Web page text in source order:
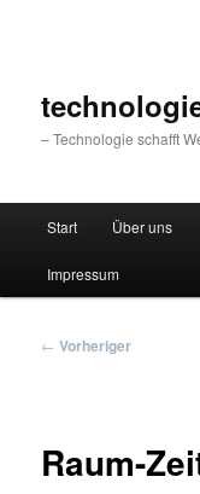
– Technologie schafft
Start Über uns
Impressum
Beitragsnavigation
← Vorheriger
Raum-